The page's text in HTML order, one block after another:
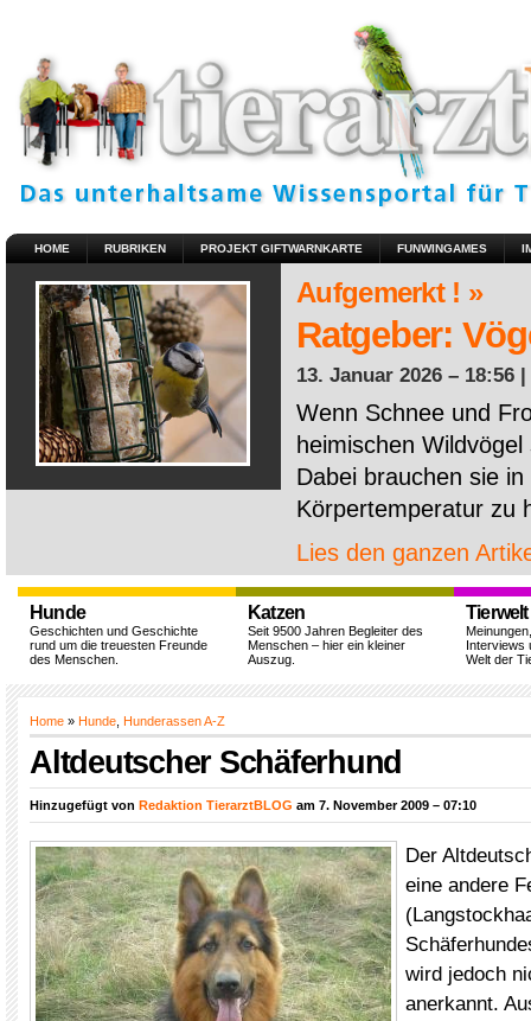
HOME RUBRIKEN PROJEKT GIFTWARNKARTE FUNWINGAMES
Aufgemerkt ! »
Ratgeber:
13. Januar 2026 – 18:56 |
Wenn Schnee und
heimischen
Dabei brauchen sie
Körpertemperatur zu
Lies den ganzen
Hunde
Geschichten und Geschichte
rund um die treuesten Freunde
des Menschen.
Katzen
Seit 9500 Jahren Begleiter des
Menschen – hier ein kleiner
Auszug.
Tierwelt
Interviews
Welt der
Home » Hunde Hunderassen A-Z
Altdeutscher Schäferhund
Hinzugefügt von Redaktion TierarztBLOG am 7. November 2009 – 07:10
Der
eine andere
wird jedoch
anerkannt.